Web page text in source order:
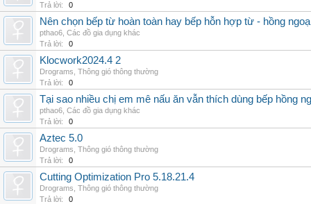
Trả lời:
0
Nên chọn bếp từ hoàn toàn hay bếp hỗn hợp từ - hồng
pthao6 Các đồ gia dụng khác
Trả lời:
0
Klocwork2024.4 2
Drograms Thông gió thông thường
Trả lời:
0
Tại sao nhiều chị em mê nấu ăn vẫn thích dùng bếp hồng
pthao6 Các đồ gia dụng khác
Trả lời:
0
Aztec 5.0
Drograms Thông gió thông thường
Trả lời:
0
Cutting Optimization Pro 5.18.21.4
Drograms Thông gió thông thường
Trả lời:
0